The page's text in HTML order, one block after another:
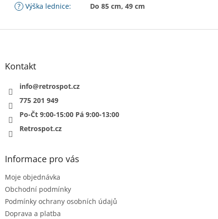
? Výška lednice: Do 85 cm, 49 cm
Z
Kontakt
info@retrospot.cz
775 201 949
Po-Čt 9:00-15:00 Pá 9:00-13:00
Retrospot.cz
Informace pro vás
Moje objednávka
Obchodní podmínky
Podmínky ochrany osobních údajů
Doprava a platba